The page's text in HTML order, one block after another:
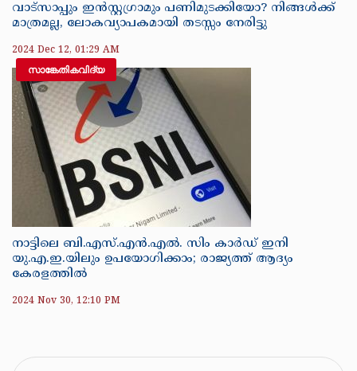
വാട്‌സാപ്പും ഇന്‍സ്റ്റഗ്രാമും പണിമുടക്കിയോ? നിങ്ങള്‍ക്ക്
മാത്രമല്ല, ലോകവ്യാപകമായി തടസ്സം നേരിട്ടു
2024 Dec 12, 01:29 AM
സാങ്കേതികവിദ്യ
നാട്ടിലെ ബി.എസ്.എന്‍.എല്‍. സിം കാര്‍ഡ് ഇനി
യു.എ.ഇ.യിലും ഉപയോഗിക്കാം; രാജ്യത്ത് ആദ്യം
കേരളത്തിൽ
2024 Nov 30, 12:10 PM